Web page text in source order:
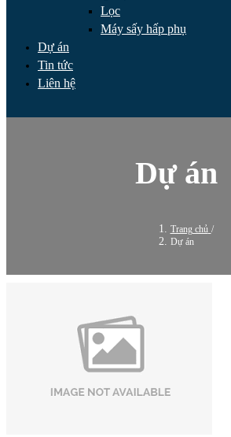
Lọc
Máy sấy hấp phụ
Dự án
Tin tức
Liên hệ
Dự án
Trang chủ /
Dự án